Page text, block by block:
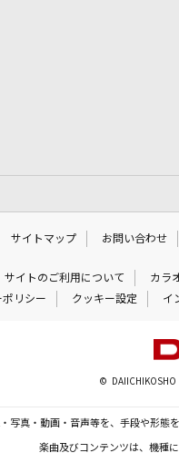
サイトマップ お問い合わせ
サイトのご利用について カラ
リシー
クッキー設定 イ
©
写真・動画・音声等を、手段や形態
楽曲及びコンテンツは、機種